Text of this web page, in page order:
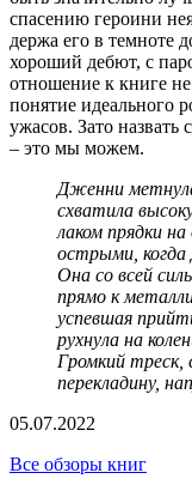
спасению героини
держа его в темноте
хороший дебют, с
отношение к книге
понятие идеального
ужасов. Зато назвать
– это мы можем.
Дженни
схватила
лаком прядки
острыми,
Она со всей
прямо к
успевшая
рухнула на
Громкий треск,
перекладину,
05.07.2022
Все обзоры книг